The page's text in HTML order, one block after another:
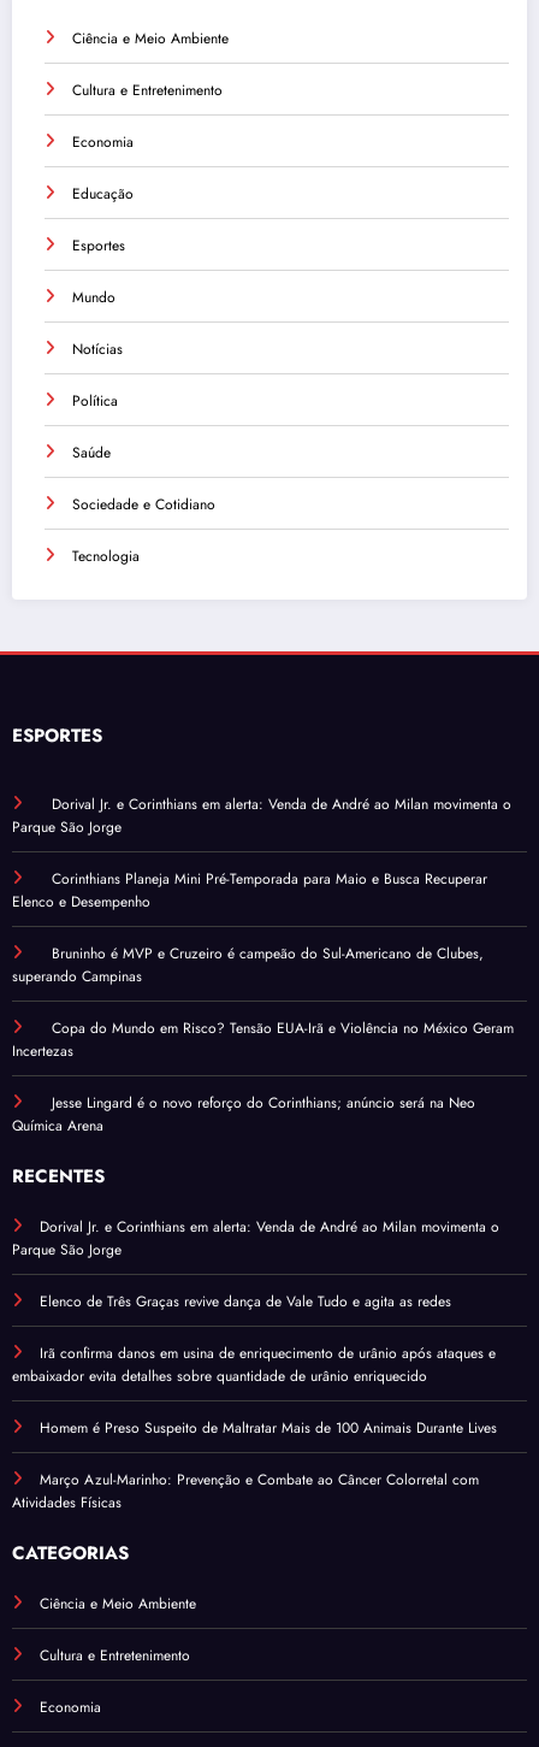
Ciência e Meio Ambiente
Cultura e Entretenimento
Economia
Educação
Esportes
Mundo
Notícias
Política
Saúde
Sociedade e Cotidiano
Tecnologia
ESPORTES
Dorival Jr. e Corinthians em alerta: Venda de André ao Milan movimenta o
Parque São Jorge
Corinthians Planeja Mini Pré-Temporada para Maio e Busca Recuperar
Elenco e Desempenho
Bruninho é MVP e Cruzeiro é campeão do Sul-Americano de Clubes,
superando Campinas
Copa do Mundo em Risco? Tensão EUA-Irã e Violência no México Geram
Incertezas
Jesse Lingard é o novo reforço do Corinthians; anúncio será na Neo
Química Arena
RECENTES
Dorival Jr. e Corinthians em alerta: Venda de André ao Milan movimenta o
Parque São Jorge
Elenco de Três Graças revive dança de Vale Tudo e agita as redes
Irã confirma danos em usina de enriquecimento de urânio após ataques e
embaixador evita detalhes sobre quantidade de urânio enriquecido
Homem é Preso Suspeito de Maltratar Mais de 100 Animais Durante Lives
Março Azul-Marinho: Prevenção e Combate ao Câncer Colorretal com
Atividades Físicas
CATEGORIAS
Ciência e Meio Ambiente
Cultura e Entretenimento
Economia